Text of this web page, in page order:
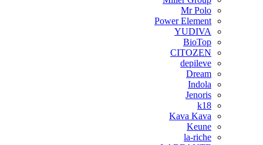
Mr Polo
Power Element
YUDIVA
BioTop
CITOZEN
depileve
Dream
Indola
Jenoris
k18
Kava Kava
Keune
la-riche